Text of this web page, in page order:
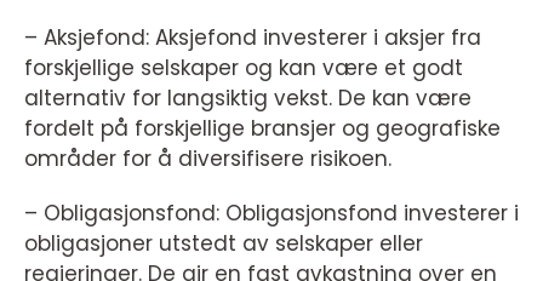
– Aksjefond: Aksjefond investerer i aksjer fra
forskjellige selskaper og kan være et godt
alternativ for langsiktig vekst. De kan være
fordelt på forskjellige bransjer og geografiske
områder for å diversifisere risikoen.
– Obligasjonsfond: Obligasjonsfond investerer i
obligasjoner utstedt av selskaper eller
regjeringer. De gir en fast avkastning over en